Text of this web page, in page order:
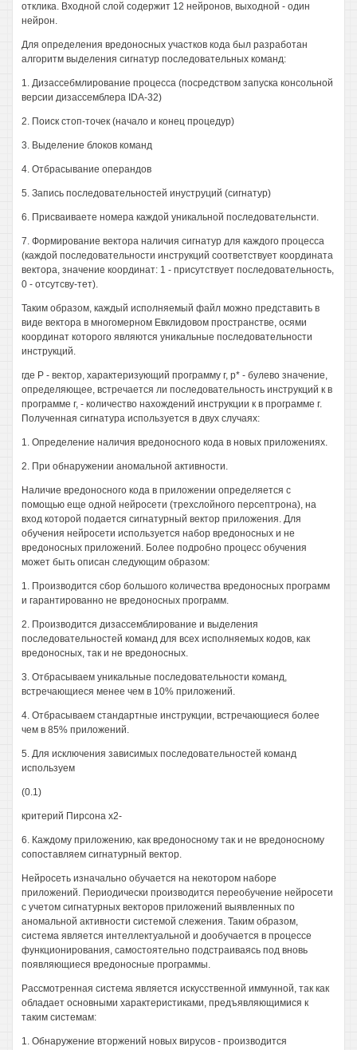
отклика. Входной слой содержит 12 нейронов, выходной - один
нейрон.
Для определения вредоносных участков кода был разработан
алгоритм выделения сигнатур последовательных команд:
1. Дизассебмлирование процесса (посредством запуска консольной
версии дизассемблера IDA-32)
2. Поиск стоп-точек (начало и конец процедур)
3. Выделение блоков команд
4. Отбрасывание операндов
5. Запись последовательностей инуструций (сигнатур)
6. Присваиваете номера каждой уникальной последовательнсти.
7. Формирование вектора наличия сигнатур для каждого процесса
(каждой последовательности инструкций соответствует координата
вектора, значение координат: 1 - присутствует последовательность,
0 - отсутсву-тет).
Таким образом, каждый исполняемый файл можно представить в
виде вектора в многомерном Евклидовом пространстве, осями
координат которого являются уникальные последовательности
инструкций.
где Р - вектор, характеризующий программу г, р* - булево значение,
определяющее, встречается ли последовательность инструкций к в
программе г, - количество нахождений инструкции к в программе г.
Полученная сигнатура используется в двух случаях:
1. Определение наличия вредоносного кода в новых приложениях.
2. При обнаружении аномальной активности.
Наличие вредоносного кода в приложении определяется с
помощью еще одной нейросети (трехслойного персептрона), на
вход которой подается сигнатурный вектор приложения. Для
обучения нейросети используется набор вредоносных и не
вредоносных приложений. Более подробно процесс обучения
может быть описан следующим образом:
1. Производится сбор большого количества вредоносных программ
и гарантированно не вредоносных программ.
2. Производится дизассемблирование и выделения
последовательностей команд для всех исполняемых кодов, как
вредоносных, так и не вредоносных.
3. Отбрасываем уникальные последовательности команд,
встречающиеся менее чем в 10% приложений.
4. Отбрасываем стандартные инструкции, встречающиеся более
чем в 85% приложений.
5. Для исключения зависимых последовательностей команд
используем
(0.1)
критерий Пирсона х2-
6. Каждому приложению, как вредоносному так и не вредоносному
сопоставляем сигнатурный вектор.
Нейросеть изначально обучается на некотором наборе
приложений. Периодически производится переобучение нейросети
с учетом сигнатурных векторов приложений выявленных по
аномальной активности системой слежения. Таким образом,
система является интеллектуальной и дообучается в процессе
функционирования, самостоятельно подстраиваясь под вновь
появляющиеся вредоносные программы.
Рассмотренная система является искусственной иммунной, так как
обладает основными характеристиками, предъявляющимися к
таким системам:
1. Обнаружение вторжений новых вирусов - производится